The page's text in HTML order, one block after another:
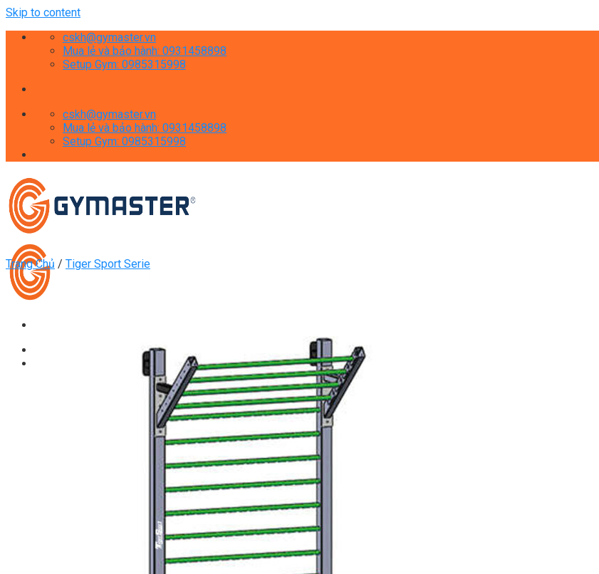
Skip to content
cskh@gymaster.vn
Mua lẻ và bảo hành: 0931458898
Setup Gym: 0985315998
cskh@gymaster.vn
Mua lẻ và bảo hành: 0931458898
Setup Gym: 0985315998
Giàn Tạ Đa Năng
Xe Đạp Tập Thể Dục
Máy Tập Thể Dục ( Cardio )
Máy Chạy Bộ
Xe Đạp Tập Thể Dục
Xe đạp ngồi có tựa lưng
Máy Trượt Tuyết
Máy Chèo Thuyền
Máy Leo Cầu Thang
Máy Rung Bụng
Máy tập phục hồi chức năng
Thiết Bị Phòng Gym chuyên dụng
Máy Khối Tập Với Cáp
Máy khối đa năng
Trang Chủ / Tiger Sport Serie